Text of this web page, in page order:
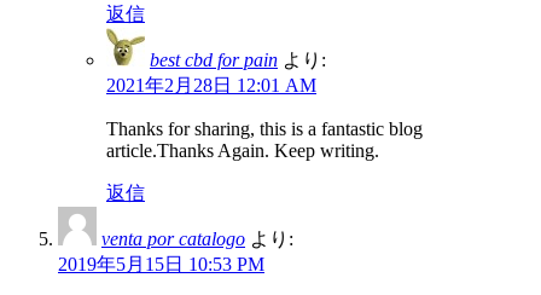
返信
best cbd for pain より:
2021年2月28日 12:01 AM
Thanks for sharing, this is a fantastic blog
article.Thanks Again. Keep writing.
返信
venta por catalogo より:
2019年5月15日 10:53 PM